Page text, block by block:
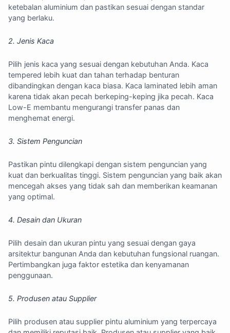
ketebalan aluminium dan pastikan sesuai dengan standar
yang berlaku.
2. Jenis Kaca
Pilih jenis kaca yang sesuai dengan kebutuhan Anda. Kaca
tempered lebih kuat dan tahan terhadap benturan
dibandingkan dengan kaca biasa. Kaca laminated lebih aman
karena tidak akan pecah berkeping-keping jika pecah. Kaca
Low-E membantu mengurangi transfer panas dan
menghemat energi.
3. Sistem Penguncian
Pastikan pintu dilengkapi dengan sistem penguncian yang
kuat dan berkualitas tinggi. Sistem penguncian yang baik akan
mencegah akses yang tidak sah dan memberikan keamanan
yang optimal.
4. Desain dan Ukuran
Pilih desain dan ukuran pintu yang sesuai dengan gaya
arsitektur bangunan Anda dan kebutuhan fungsional ruangan.
Pertimbangkan juga faktor estetika dan kenyamanan
penggunaan.
5. Produsen atau Supplier
Pilih produsen atau supplier pintu aluminium yang terpercaya